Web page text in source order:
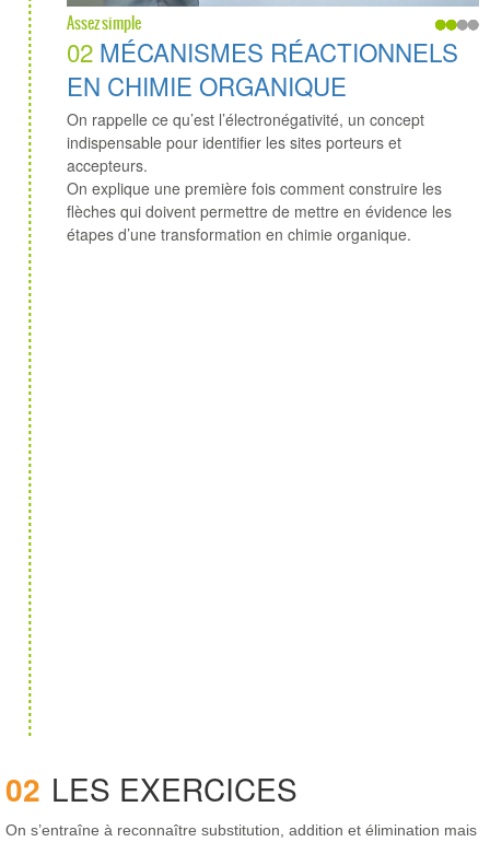
Assez simple
02 MÉCANISMES RÉACTIONNELS
EN CHIMIE ORGANIQUE
On rappelle ce qu’est l’électronégativité, un concept
indispensable pour identifier les sites porteurs et
accepteurs.
On explique une première fois comment construire les
flèches qui doivent permettre de mettre en évidence les
étapes d’une transformation en chimie organique.
02 LES EXERCICES
On s’entraîne à reconnaître substitution, addition et élimination mais